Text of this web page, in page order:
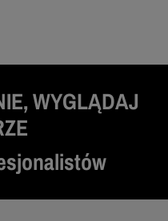
WYGLĄDAJ